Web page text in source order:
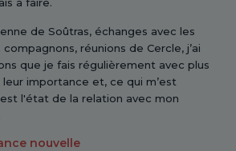
de Soûtras, échanges avec les
réunions de Cercle, j’ai
que je fais régulièrement avec plus
importance et, ce qui m’est
l'état de la relation avec mon
nouvelle